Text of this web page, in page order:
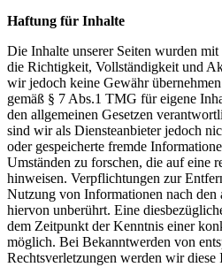
Haftung für Inhalte
Die Inhalte unserer Seiten wurden
die Richtigkeit, Vollständigkeit und
wir jedoch keine Gewähr
gemäß § 7 Abs.1 TMG für eigene
den allgemeinen Gesetzen
sind wir als Diensteanbieter jedoch
oder gespeicherte fremde
Umständen zu forschen, die auf eine
hinweisen. Verpflichtungen zur
Nutzung von Informationen nach den
hiervon unberührt. Eine
dem Zeitpunkt der Kenntnis einer
möglich. Bei Bekanntwerden von
Rechtsverletzungen werden wir diese